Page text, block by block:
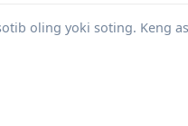
oling yoki soting. Keng